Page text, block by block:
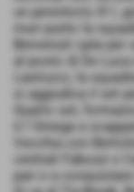
un perentorio 8-1,
muri punto la
Benvenuti opta
al posto di De
Lastrucci, la
si aggiudica il set
Quarto set,
è l´Omega a
Vecchia con
centrali Fabozzi e
pari e a